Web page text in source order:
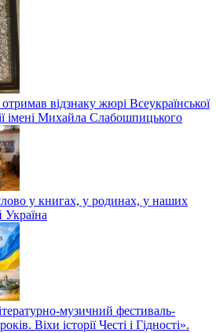
відзнаку жюрі Всеукраїнської
імені Михайла Слабошпицького
у книгах, у родинах, у наших
музичний фестиваль-
Віхи історії Честі і Гідності».